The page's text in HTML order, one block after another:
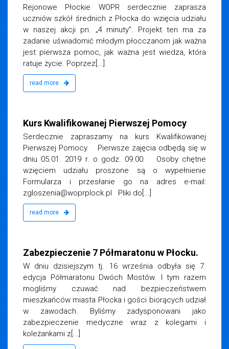
Rejonowe Płockie WOPR serdecznie zaprasza
uczniów szkół średnich z Płocka do wzięcia udziału
w naszej akcji pn. „4 minuty”. Projekt ten ma za
zadanie uświadomić młodym płocczanom jak ważna
jest pierwsza pomoc, jak ważna jest wiedza, która
ratuje życie. Poprzez[...]
read more
Kurs Kwalifikowanej Pierwszej Pomocy
Serdecznie zapraszamy na kurs Kwalifikowanej
Pierwszej Pomocy. Pierwsze zajęcia odbędą się w
dniu 05.01. 2019 r. o godz. 09.00. Osoby chętne
wzięciem udziału proszone są o wypełnienie
Formularza i przesłanie go na adres e-mail:
zgloszenia@woprplock.pl Pliki do[...]
read more
Zabezpieczenie 7 Półmaratonu w Płocku.
W dniu dzisiejszym tj. 16 września odbyła się 7.
edycja Półmaratonu Dwóch Mostów. I tym razem
mogliśmy czuwać nad bezpieczeństwem
mieszkańców miasta Płocka i gości biorących udział
w zawodach. Byliśmy zadysponowani jako
zabezpieczenie medyczne wraz z kolegami i
koleżankami z[...]